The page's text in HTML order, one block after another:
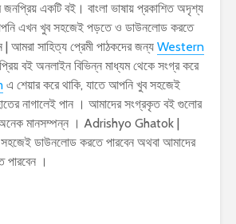
একটি বই। বাংলা ভাষায় প্রকাশিত অদৃশ্য
এখন খুব সহজেই পড়তে ও ডাউনলোড করতে
| আমরা সাহিত্য প্রেমী পাঠকদের জন্য Western
বই অনলাইন বিভিন্ন মাধ্যম থেকে সংগ্র করে
এ শেয়ার করে থাকি, যাতে আপনি খুব সহজেই
নাগালেই পান । আমাদের সংগ্রকৃত বই গুলোর
অনেক মানসম্পন্ন । Adrishyo Ghatok |
ডাউনলোড করতে পারবেন অথবা আমাদের
পারবেন ।